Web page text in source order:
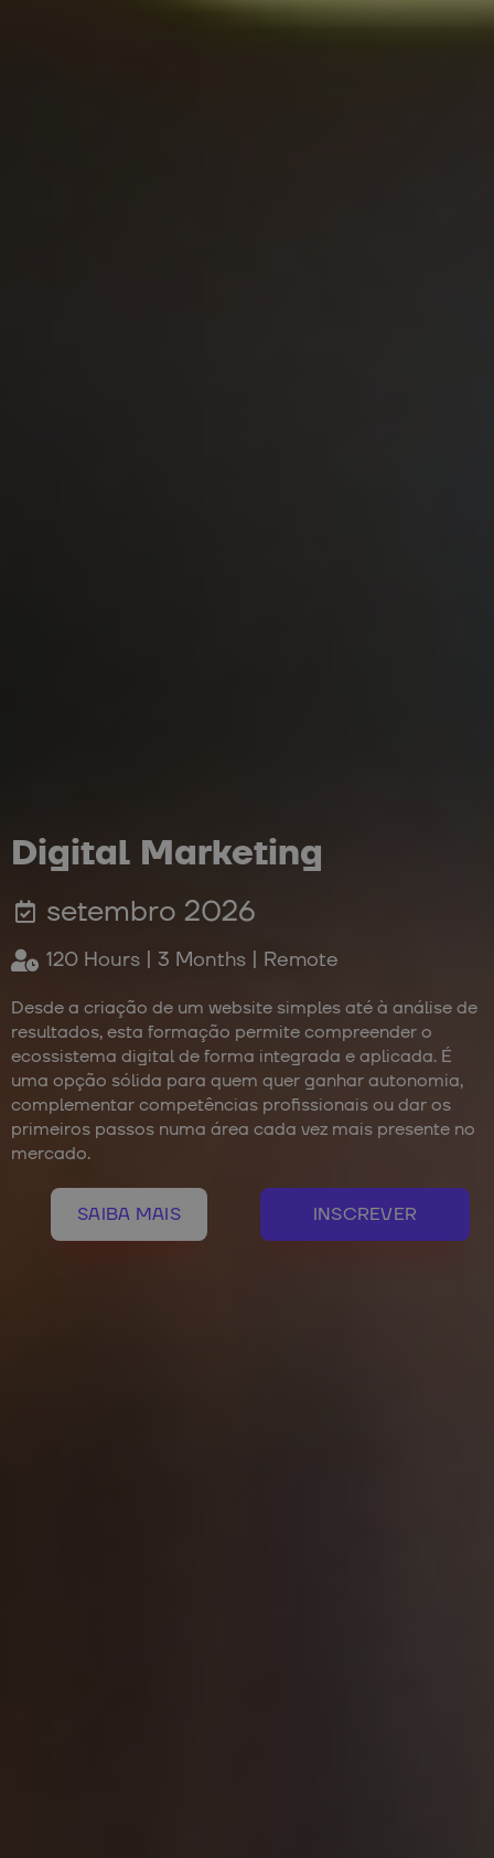
Digital Marketing
setembro 2026
120 Hours | 3 Months | Remote
Desde a criação de um website simples até à análise de
resultados, esta formação permite compreender o
ecossistema digital de forma integrada e aplicada. É
uma opção sólida para quem quer ganhar autonomia,
complementar competências profissionais ou dar os
primeiros passos numa área cada vez mais presente no
mercado.
SAIBA MAIS INSCREVER